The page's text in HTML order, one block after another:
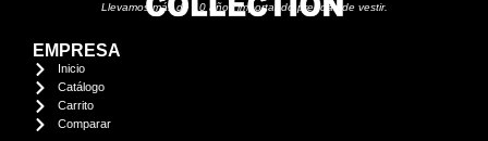
Llevamos más de 10 años importando prendas de vestir.
EMPRESA
Inicio
Catálogo
Carrito
Comparar